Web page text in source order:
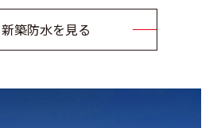
新築防水を見る